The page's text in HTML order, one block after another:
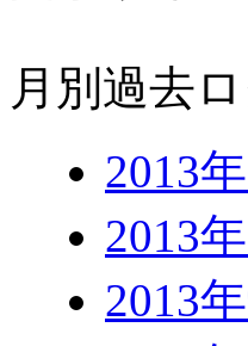
月別過去
2013
2013
2013